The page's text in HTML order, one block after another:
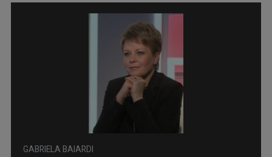
Talk-show moderat de scriitorul și profesorul ...
GABRIELA BAIARDI